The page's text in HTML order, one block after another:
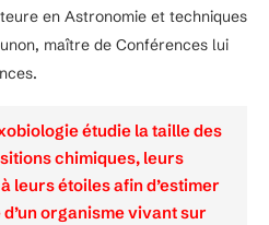
en Astronomie et techniques
maître de Conférences lui
étudie la taille des
chimiques, leurs
leurs étoiles afin d’estimer
organisme vivant sur